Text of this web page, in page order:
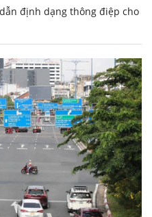
định dạng thông điệp cho